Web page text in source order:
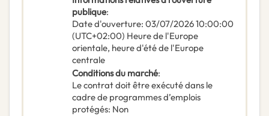
publique:
Date d'ouverture: 03/07/202610:00:00
(UTC+02:00) Heure de l'Europe
orientale, heure d'été de l'Europe
centrale
Conditions du marché:
Le contrat doit être exécuté dans le
cadre de programmes d’emplois
protégés: Non